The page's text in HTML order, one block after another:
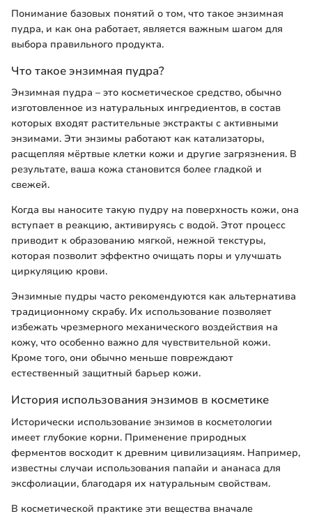
Понимание базовых понятий о том, что такое энзимная
пудра, и как она работает, является важным шагом для
выбора правильного продукта.
Что такое энзимная пудра?
Энзимная пудра – это косметическое средство, обычно
изготовленное из натуральных ингредиентов, в состав
которых входят растительные экстракты с активными
энзимами. Эти энзимы работают как катализаторы,
расщепляя мёртвые клетки кожи и другие загрязнения. В
результате, ваша кожа становится более гладкой и
свежей.
Когда вы наносите такую пудру на поверхность кожи, она
вступает в реакцию, активируясь с водой. Этот процесс
приводит к образованию мягкой, нежной текстуры,
которая позволит эффектно очищать поры и улучшать
циркуляцию крови.
Энзимные пудры часто рекомендуются как альтернатива
традиционному скрабу. Их использование позволяет
избежать чрезмерного механического воздействия на
кожу, что особенно важно для чувствительной кожи.
Кроме того, они обычно меньше повреждают
естественный защитный барьер кожи.
История использования энзимов в косметике
Исторически использование энзимов в косметологии
имеет глубокие корни. Применение природных
ферментов восходит к древним цивилизациям. Например,
известны случаи использования папайи и ананаса для
эксфолиации, благодаря их натуральным свойствам.
В косметической практике эти вещества вначале